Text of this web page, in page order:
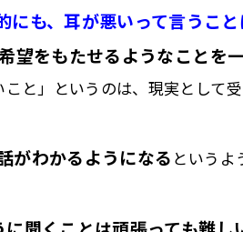
にも、耳が悪いって言うこ
望をもたせるようなことを
と」というのは、現実として
がわかるようになるというよ